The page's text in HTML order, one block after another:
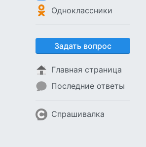
Одноклассники
Задать вопрос
Главная страница
Последние ответы
Спрашивалка